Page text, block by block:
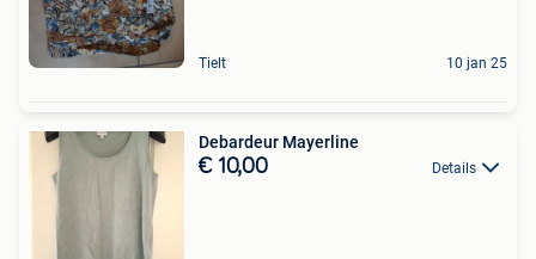
Tielt 10 jan 25
Debardeur Mayerline
€ 10,00 Details